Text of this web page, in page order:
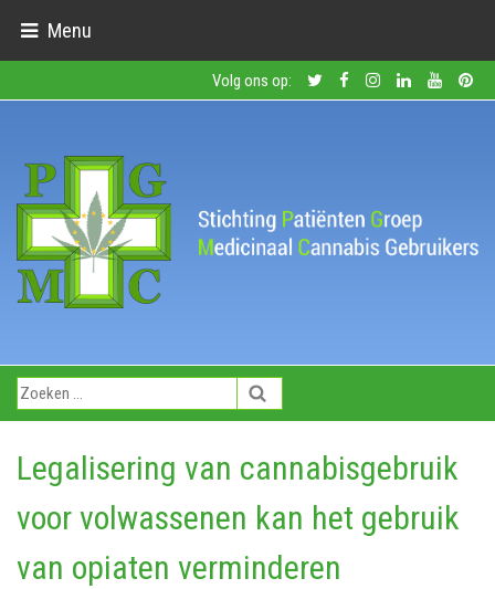
Menu
Volg ons op:
Legalisering van cannabisgebruik
voor volwassenen kan het gebruik
van opiaten verminderen